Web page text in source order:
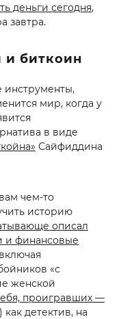
деньги сегодня,
завтра.
и биткоин
инструменты,
мир, когда у
в виде
Сайфиддина
чем-то
историю
описал
и финансовые
«с
женской
проигравших —
детектив, на